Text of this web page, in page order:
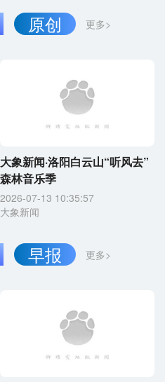
更多>
原创
大象新闻·洛阳白云山“听风去”
森林音乐季
2026-07-13 10:35:57
大象新闻
更多>
早报